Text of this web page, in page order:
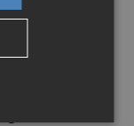
es una
a los